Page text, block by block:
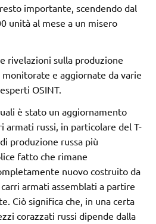
importante, scendendo dal
unità al mese a un misero
rivelazioni sulla produzione
monitorate e aggiornate da varie
OSINT.
è stato un aggiornamento
armati russi, in particolare del T-
produzione russa più
fatto che rimane
nuovo costruito da
armati assemblati a partire
Ciò significa che, in una certa
corazzati russi dipende dalla